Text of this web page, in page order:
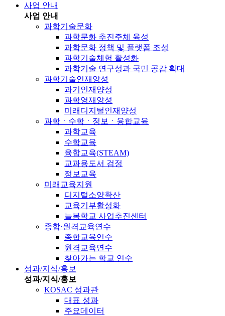
사업 안내
사업 안내
과학기술문화
과학문화 추진주체 육성
과학문화 정책 및 플랫폼 조성
과학기술체험 활성화
과학기술 연구성과 국민 공감 확대
과학기술인재양성
과기인재양성
과학영재양성
미래디지털인재양성
과학ㆍ수학ㆍ정보ㆍ융합교육
과학교육
수학교육
융합교육(STEAM)
교과용도서 검정
정보교육
미래교육지원
디지털소양확산
교육기부활성화
늘봄학교 사업추진센터
종합·원격교육연수
종합교육연수
원격교육연수
찾아가는 학교 연수
성과/지식/홍보
성과/지식/홍보
KOSAC 성과관
대표 성과
주요데이터